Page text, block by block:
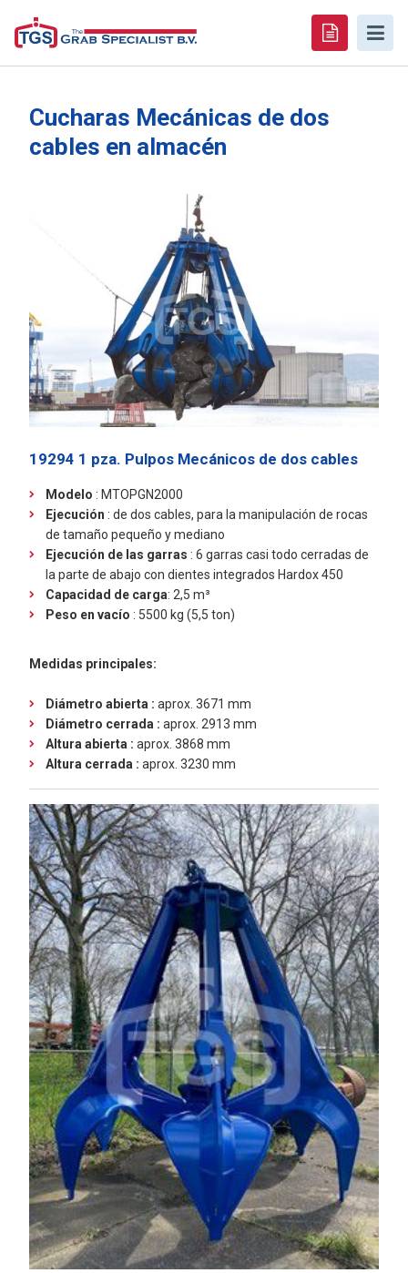
Cucharas Mecánicas de dos
cables en almacén
19294 1 pza. Pulpos Mecánicos de dos cables
Modelo : MTOPGN2000
Ejecución : de dos cables, para la manipulación de rocas
de tamaño pequeño y mediano
Ejecución de las garras : 6 garras casi todo cerradas de
la parte de abajo con dientes integrados Hardox 450
Capacidad de carga: 2,5 m³
Peso en vacío : 5500 kg (5,5 ton)
Medidas principales:
Diámetro abierta : aprox. 3671 mm
Diámetro cerrada : aprox. 2913 mm
Altura abierta : aprox. 3868 mm
Altura cerrada : aprox. 3230 mm